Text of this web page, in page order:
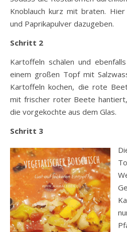
Knoblauch kurz mit braten.
und Paprikapulver dazugeben.
Schritt 2
Kartoffeln schälen und
einem großen Topf mit
Kartoffeln kochen, die rote
mit frischer roter Beete
die vorgekochte aus dem Glas.
Schritt 3